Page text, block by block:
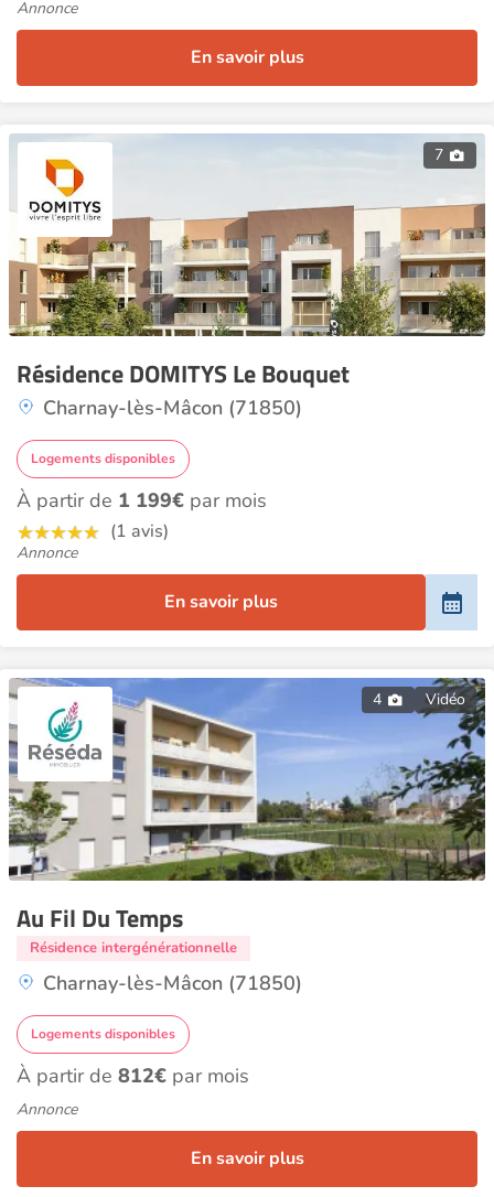
Annonce
En savoir plus
7
Résidence DOMITYS Le Bouquet
Charnay-lès-Mâcon (71850)
Logements disponibles
À partir de 1 199€ par mois
(1 avis)
Annonce
En savoir plus
4 Vidéo
Au Fil Du Temps
Résidence intergénérationnelle
Charnay-lès-Mâcon (71850)
Logements disponibles
À partir de 812€ par mois
Annonce
En savoir plus